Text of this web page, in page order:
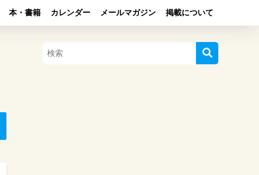
本・書籍 カレンダー メールマガジン 掲載について